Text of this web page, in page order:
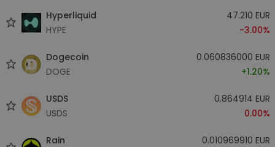
Hyperliquid
HYPE
47.210 EUR
-3.00%
Dogecoin
DOGE
0.060836000 EUR
+1.20%
USDS
USDS
0.864914 EUR
0.00%
Rain
0.010969910 EUR